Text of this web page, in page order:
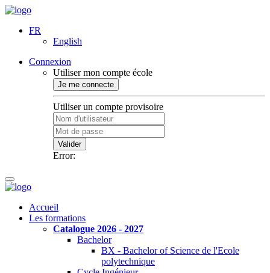
FR
English
Connexion
Utiliser mon compte école
Je me connecte
Utiliser un compte provisoire
Valider
Error:
Accueil
Les formations
Catalogue 2026 - 2027
Bachelor
BX - Bachelor of Science de l'Ecole
polytechnique